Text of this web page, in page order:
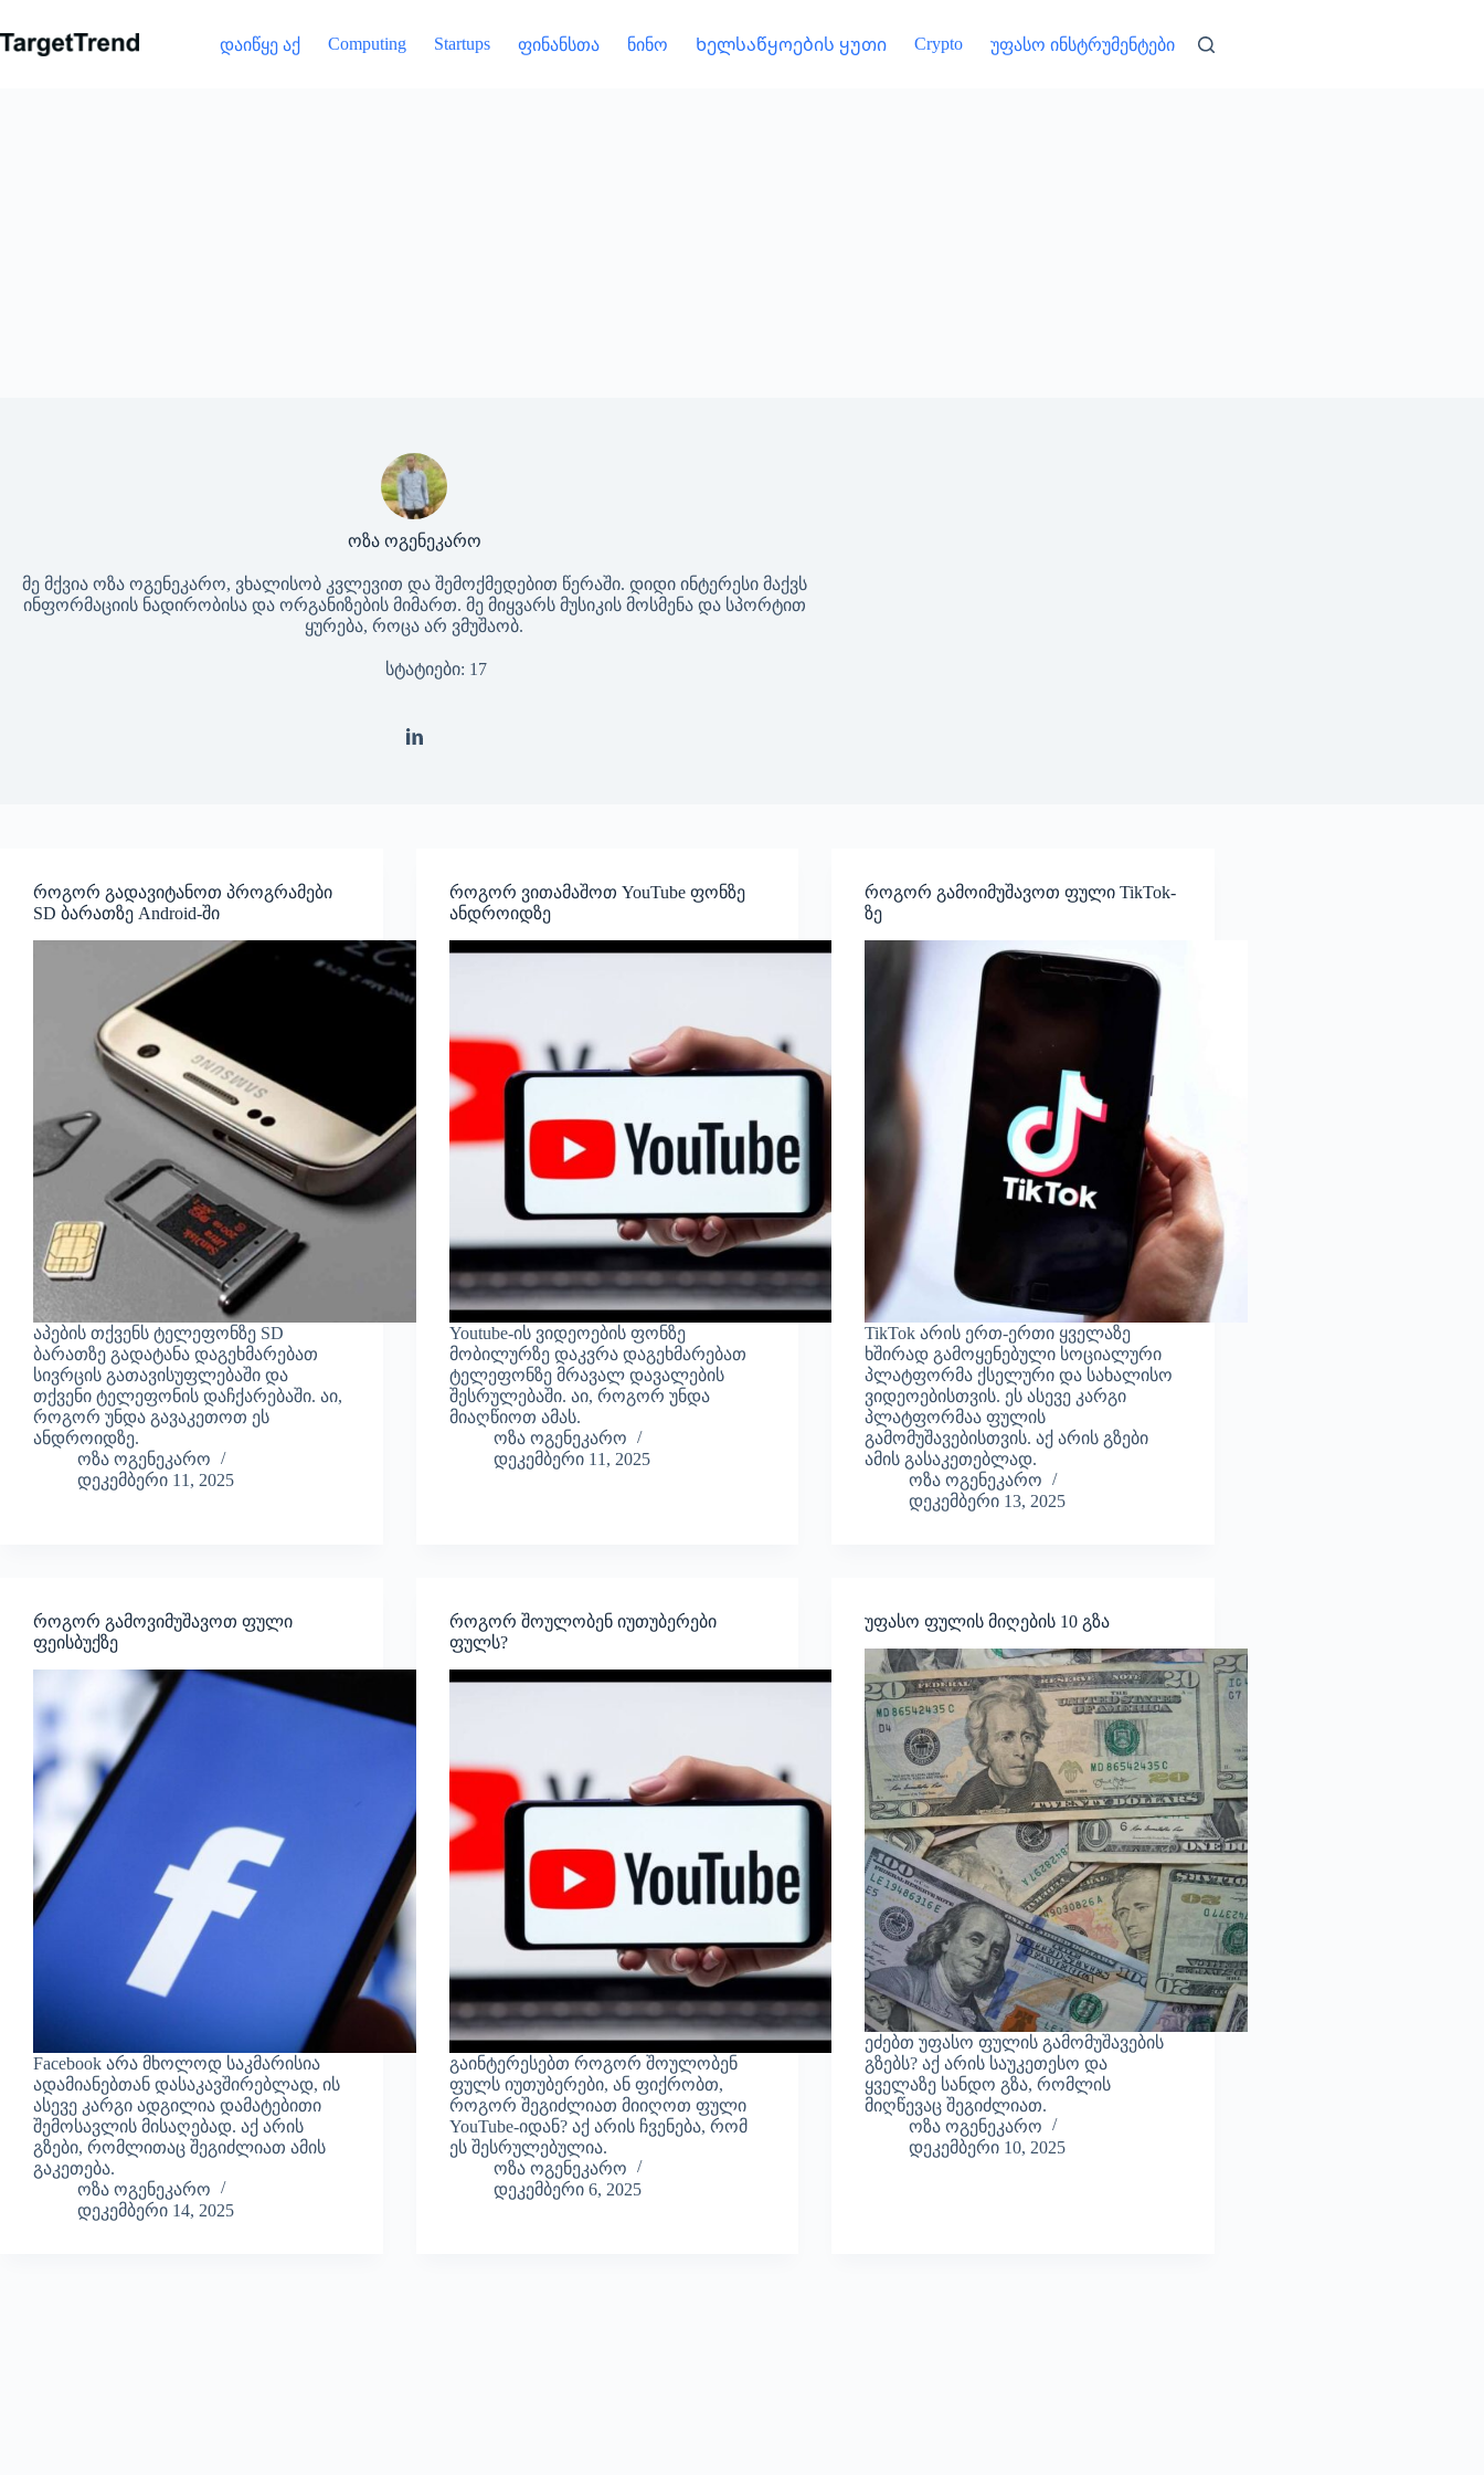
დაიწყე აქ
Computing Startups ფინანსთა ნინო Ხელსაწყოების ყუთი Crypto უფასო ინსტრუმენტები
ოზა ოგენეკარო
მე მქვია ოზა ოგენეკარო, ვხალისობ კვლევით და შემოქმედებით წერაში. დიდი ინტერესი მაქვს
ინფორმაციის ნადირობისა და ორგანიზების მიმართ. მე მიყვარს მუსიკის მოსმენა და სპორტით
ყურება, როცა არ ვმუშაობ.
სტატიები: 17
როგორ გადავიტანოთ პროგრამები
SD ბარათზე Android-ში
აპების თქვენს ტელეფონზე SD
ბარათზე გადატანა დაგეხმარებათ
სივრცის გათავისუფლებაში და
თქვენი ტელეფონის დაჩქარებაში. აი,
როგორ უნდა გავაკეთოთ ეს
ანდროიდზე.
ოზა ოგენეკარო
დეკემბერი 11, 2025
როგორ ვითამაშოთ YouTube ფონზე
ანდროიდზე
Youtube-ის ვიდეოების ფონზე
მობილურზე დაკვრა დაგეხმარებათ
ტელეფონზე მრავალ დავალების
შესრულებაში. აი, როგორ უნდა
მიაღწიოთ ამას.
ოზა ოგენეკარო
დეკემბერი 11, 2025
როგორ გამოიმუშავოთ ფული TikTok-
ზე
TikTok არის ერთ-ერთი ყველაზე
ხშირად გამოყენებული სოციალური
პლატფორმა ქსელური და სახალისო
ვიდეოებისთვის. ეს ასევე კარგი
პლატფორმაა ფულის
გამომუშავებისთვის. აქ არის გზები
ამის გასაკეთებლად.
ოზა ოგენეკარო
დეკემბერი 13, 2025
როგორ გამოვიმუშავოთ ფული
ფეისბუქზე
Facebook არა მხოლოდ საკმარისია
ადამიანებთან დასაკავშირებლად, ის
ასევე კარგი ადგილია დამატებითი
შემოსავლის მისაღებად. აქ არის
გზები, რომლითაც შეგიძლიათ ამის
გაკეთება.
ოზა ოგენეკარო
დეკემბერი 14, 2025
როგორ შოულობენ იუთუბერები
ფულს?
გაინტერესებთ როგორ შოულობენ
ფულს იუთუბერები, ან ფიქრობთ,
როგორ შეგიძლიათ მიიღოთ ფული
YouTube-იდან? აქ არის ჩვენება, რომ
ეს შესრულებულია.
ოზა ოგენეკარო
დეკემბერი 6, 2025
უფასო ფულის მიღების 10 გზა
ეძებთ უფასო ფულის გამომუშავების
გზებს? აქ არის საუკეთესო და
ყველაზე სანდო გზა, რომლის
მიღწევაც შეგიძლიათ.
ოზა ოგენეკარო
დეკემბერი 10, 2025